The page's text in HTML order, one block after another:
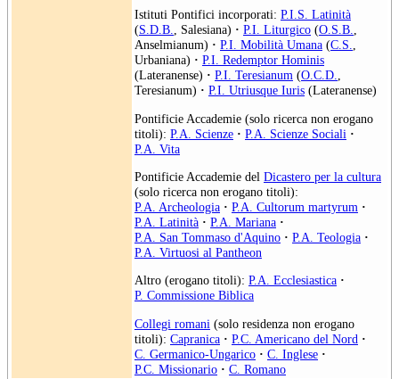
Istituti Pontifici incorporati: P.I.S. Latinità
(S.D.B. , Salesiana) · P.I. Liturgico (O.S.B.
Anselmianum) · P.I. Mobilità Umana (C.S.
Urbaniana) · P.I. Redemptor Hominis
(Lateranense) · P.I. Teresianum (O.C.D.
Teresianum) · P.I. Utriusque Iuris (Lateranense)
Pontificie Accademie (solo ricerca non erogano
titoli): P.A. Scienze · P.A. Scienze Sociali ·
P.A. Vita
Pontificie Accademie del Dicastero per la cultura
(solo ricerca non erogano titoli):
P.A. Archeologia · P.A. Cultorum martyrum ·
P.A. Latinità · P.A. Mariana ·
P.A. San Tommaso d'Aquino · P.A. Teologia ·
P.A. Virtuosi al Pantheon
Altro (erogano titoli): P.A. Ecclesiastica ·
P. Commissione Biblica
Collegi romani (solo residenza non erogano
titoli): Capranica · P.C. Americano del Nord ·
C. Germanico-Ungarico · C. Inglese ·
P.C. Missionario · C. Romano